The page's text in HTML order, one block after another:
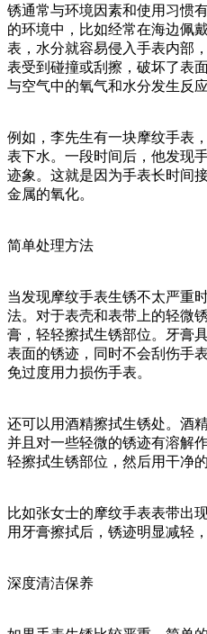
锈通常与环境因素和使用习惯
的环境中，比如经常在海边佩
表，水分就容易侵入手表内部
表受到碰撞或刮擦，破坏了表
与空气中的氧气和水分发生反应
例如，李先生有一块摩纹手表
表下水。一段时间后，他发现
迹象。这就是因为手表长时间
金属的氧化。
简单处理方法
当发现摩纹手表生锈不太严重
法。对于表壳和表带上的轻微
膏，轻轻擦拭生锈部位。牙膏
表面的锈迹，同时不会刮伤手
免过度用力损伤手表。
还可以用酒精擦拭生锈处。酒
并且对一些轻微的锈迹有溶解
轻擦拭生锈部位，然后用干净
比如张女士的摩纹手表表带出
用牙膏擦拭后，锈迹明显减轻
深度清洁保养